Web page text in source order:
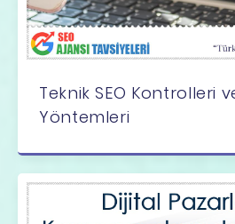
Teknik SEO Kontrolleri
Yöntemleri